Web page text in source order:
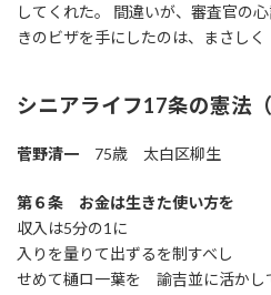
してくれた。 間違いが、審査官の
きのビザを手にしたのは、まさしく
シニアライフ17条の憲法（
菅野清一 75歳 太白区柳生
第６条 お金は生きた使い方を
収入は5分の1に
入りを量りて出ずるを制すべし
せめて樋ロ一葉を 諭吉並に活かし